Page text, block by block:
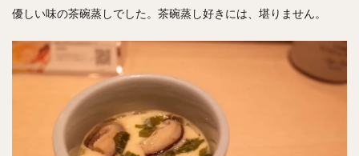
優しい味の茶碗蒸しでした。茶碗蒸し好きには、堪りません。